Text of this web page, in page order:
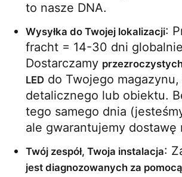
to nasze DNA.
Wysyłka do Twojej lokalizacji:
fracht = 14-30 dni
Dostarczamy
LED do Twojego magazynu,
detalicznego lub obiektu.
tego samego dnia
ale gwarantujemy dostawę
Twój zespół, Twoja instalacja
jest diagnozowanych za